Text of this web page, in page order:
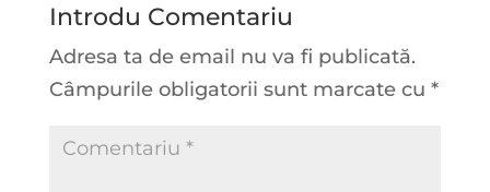
Introdu Comentariu
Adresa ta de email nu va fi publicată.
Câmpurile obligatorii sunt marcate cu *